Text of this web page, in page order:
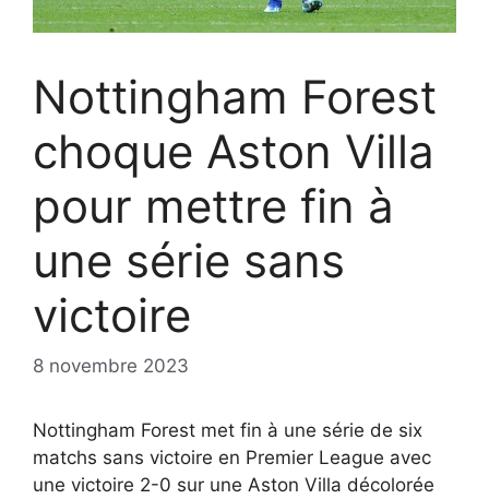
Nottingham Forest
choque Aston Villa
pour mettre fin à
une série sans
victoire
8 novembre 2023
Nottingham Forest met fin à une série de six
matchs sans victoire en Premier League avec
une victoire 2-0 sur une Aston Villa décolorée